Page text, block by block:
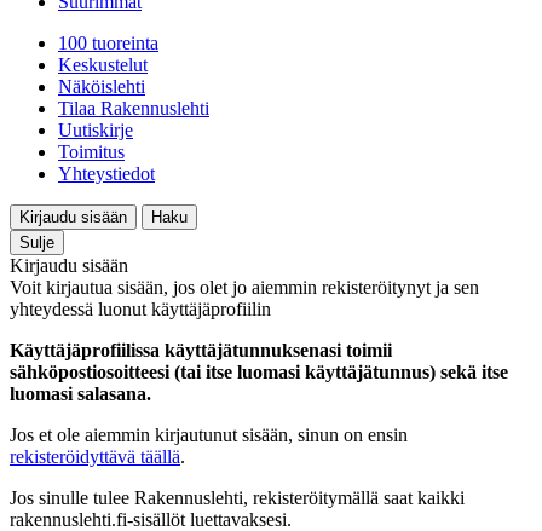
100 tuoreinta
Keskustelut
Näköislehti
Tilaa Rakennuslehti
Uutiskirje
Toimitus
Yhteystiedot
Kirjaudu sisään
Haku
Sulje
Kirjaudu sisään
Voit kirjautua sisään, jos olet jo aiemmin rekisteröitynyt ja sen
yhteydessä luonut käyttäjäprofiilin
Käyttäjäprofiilissa käyttäjätunnuksenasi toimii
sähköpostiosoitteesi (tai itse luomasi käyttäjätunnus) sekä itse
luomasi salasana.
Jos et ole aiemmin kirjautunut sisään, sinun on ensin
rekisteröidyttävä täällä.
Jos sinulle tulee Rakennuslehti, rekisteröitymällä saat kaikki
rakennuslehti.fi-sisällöt luettavaksesi.